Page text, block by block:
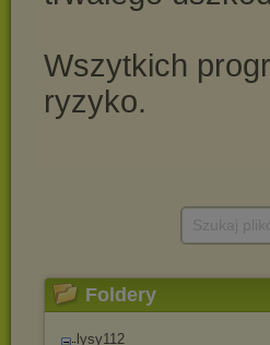
Foldery
lysy112